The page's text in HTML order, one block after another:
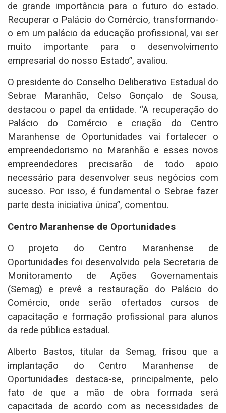
de grande importância para o futuro do estado.
Recuperar o Palácio do Comércio, transformando-
o em um palácio da educação profissional, vai ser
muito importante para o desenvolvimento
empresarial do nosso Estado”, avaliou.
O presidente do Conselho Deliberativo Estadual do
Sebrae Maranhão, Celso Gonçalo de Sousa,
destacou o papel da entidade. “A recuperação do
Palácio do Comércio e criação do Centro
Maranhense de Oportunidades vai fortalecer o
empreendedorismo no Maranhão e esses novos
empreendedores precisarão de todo apoio
necessário para desenvolver seus negócios com
sucesso. Por isso, é fundamental o Sebrae fazer
parte desta iniciativa única”, comentou.
Centro Maranhense de Oportunidades
O projeto do Centro Maranhense de
Oportunidades foi desenvolvido pela Secretaria de
Monitoramento de Ações Governamentais
(Semag) e prevê a restauração do Palácio do
Comércio, onde serão ofertados cursos de
capacitação e formação profissional para alunos
da rede pública estadual.
Alberto Bastos, titular da Semag, frisou que a
implantação do Centro Maranhense de
Oportunidades destaca-se, principalmente, pelo
fato de que a mão de obra formada será
capacitada de acordo com as necessidades de